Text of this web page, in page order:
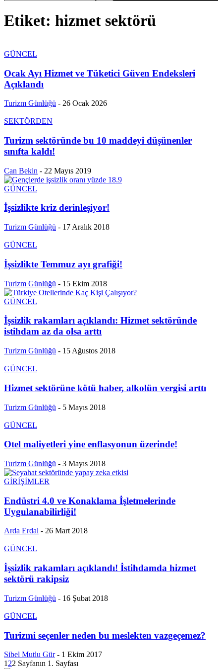
Etiket: hizmet sektörü
GÜNCEL
Ocak Ayı Hizmet ve Tüketici Güven Endeksleri
Açıklandı
Turizm Günlüğü - 26 Ocak 2026
SEKTÖRDEN
Turizm sektöründe bu 10 maddeyi düşünenler
sınıfta kaldı!
Can Bekin - 22 Mayıs 2019
GÜNCEL
İşsizlikte kriz derinleşiyor!
Turizm Günlüğü - 17 Aralık 2018
GÜNCEL
İşsizlikte Temmuz ayı grafiği!
Turizm Günlüğü - 15 Ekim 2018
GÜNCEL
İşsizlik rakamları açıklandı: Hizmet sektöründe
istihdam az da olsa arttı
Turizm Günlüğü - 15 Ağustos 2018
GÜNCEL
Hizmet sektörüne kötü haber, alkolün vergisi arttı
Turizm Günlüğü - 5 Mayıs 2018
GÜNCEL
Otel maliyetleri yine enflasyonun üzerinde!
Turizm Günlüğü - 3 Mayıs 2018
GİRİŞİMLER
Endüstri 4.0 ve Konaklama İşletmelerinde
Uygulanabilirliği!
Arda Erdal - 26 Mart 2018
GÜNCEL
İşsizlik rakamları açıklandı! İstihdamda hizmet
sektörü rakipsiz
Turizm Günlüğü - 16 Şubat 2018
GÜNCEL
Turizmi seçenler neden bu meslekten vazgeçemez?
Sibel Mutlu Gür - 1 Ekim 2017
1 22 Sayfanın 1. Sayfası